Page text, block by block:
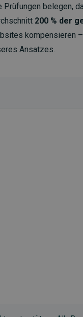
Prüfungen belegen,
200 % der
kompensieren
Ansatzes.